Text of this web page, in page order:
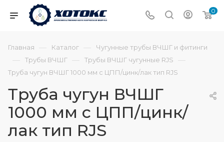
0
Главная — Каталог — Чугунные трубы ВЧШГ и фитинги
— Трубы ВЧШГ — Трубы ВЧШГ чугунные RJS —
Труба чугун ВЧШГ 1000 мм с ЦПП/цинк/лак тип RJS
Труба чугун ВЧШГ
1000 мм с ЦПП/цинк/
лак тип RJS